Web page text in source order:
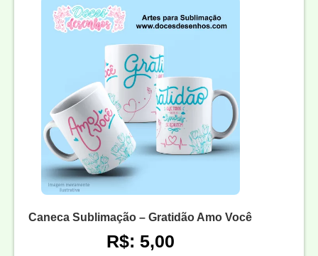
Caneca Sublimação – Gratidão Amo Você
R$: 5,00